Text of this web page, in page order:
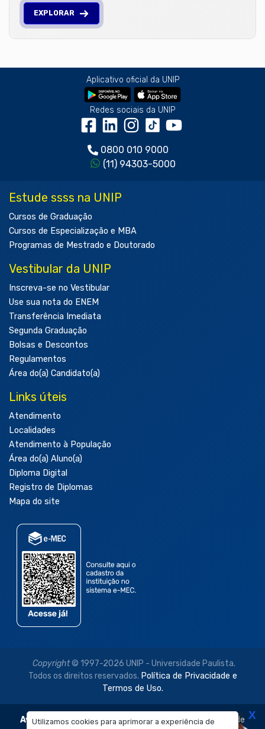
Utilizamos cookies para aprimorar a experiência de
EXPLORAR
Aplicativo oficial da UNIP
Redes sociais da UNIP
0800 010 9000
(11) 94303-5000
Estude ssss na UNIP
Cursos de Graduação
Cursos de Especialização e MBA
Programas de Mestrado e Doutorado
Vestibular da UNIP
Inscreva-se no Vestibular
Use sua nota do ENEM
Transferência Imediata
Segunda Graduação
Bolsas e Descontos
Regulamentos
Área do(a) Candidato(a)
Links úteis
Atendimento
Localidades
Atendimento à População
Área do(a) Aluno(a)
Diploma Digital
Registro de Diplomas
Mapa do site
Copyright© 1997-2026 UNIP - Universidade Paulista.
Todos os direitos reservados. Política de Privacidade e
Termos de Uso.
Aviso Legal: As imagens disponibilizadas neste site são de X